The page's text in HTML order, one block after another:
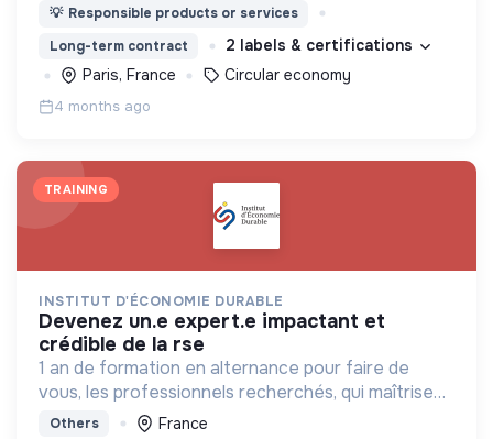
💡 Responsible products or services
Long-term contract
2 labels & certifications
Paris, France
Circular economy
4 months ago
TRAINING
INSTITUT D'ÉCONOMIE DURABLE
devenez un.e expert.e impactant et
crédible de la rse
1 an de formation en alternance pour faire de
vous, les professionnels recherchés, qui maîtrisent
les règles économiques, et les transforme, pour
Others France